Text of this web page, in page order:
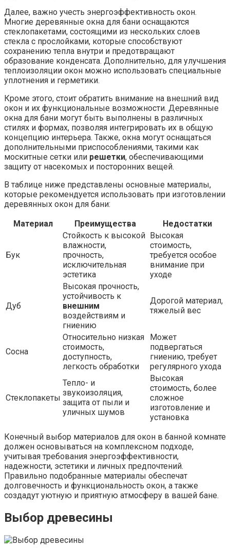
Далее, важно учесть энергоэффективность окон.
Многие деревянные окна для бани оснащаются
стеклопакетами, состоящими из нескольких слоев
стекла с прослойками, которые способствуют
сохранению тепла внутри и предотвращают
образование конденсата. Дополнительно, для улучшения
теплоизоляции окон можно использовать специальные
уплотнения и герметики.
Кроме этого, стоит обратить внимание на внешний вид
окон и их функциональные возможности. Деревянные
окна для бани могут быть выполнены в различных
стилях и формах, позволяя интегрировать их в общую
концепцию интерьера. Также, окна могут оснащаться
дополнительными приспособлениями, такими как
москитные сетки или решетки, обеспечивающими
защиту от насекомых и посторонних вещей.
В таблице ниже представлены основные материалы,
которые рекомендуется использовать при изготовлении
деревянных окон для бани:
Материал
Преимущества Недостатки
Бук
Стойкость к высокой
влажности,
прочность,
исключительная
эстетика
Высокая
стоимость,
требуется особое
внимание при
уходе
Дуб
Высокая прочность,
устойчивость к
внешним
воздействиям и
гниению
Дорогой материал,
тяжелый вес
Сосна
Относительно низкая
стоимость,
доступность,
легкость обработки
Может
подвергаться
гниению, требует
регулярного ухода
Стеклопакеты
Тепло- и
звукоизоляция,
защита от пыли и
уличных шумов
Высокая
стоимость, более
сложное
изготовление и
установка
Конечный выбор материалов для окон в банной комнате
должен основываться на комплексном подходе,
учитывая требования энергоэффективности,
надежности, эстетики и личных предпочтений.
Правильно подобранные материалы обеспечат
долговечность и функциональность окон, а также
создадут уютную и приятную атмосферу в вашей бане.
Выбор древесины